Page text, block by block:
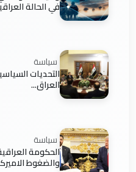
في الحالة
سياسة
التحديات
العراق...
سياسة
الحكومة
والضغوط